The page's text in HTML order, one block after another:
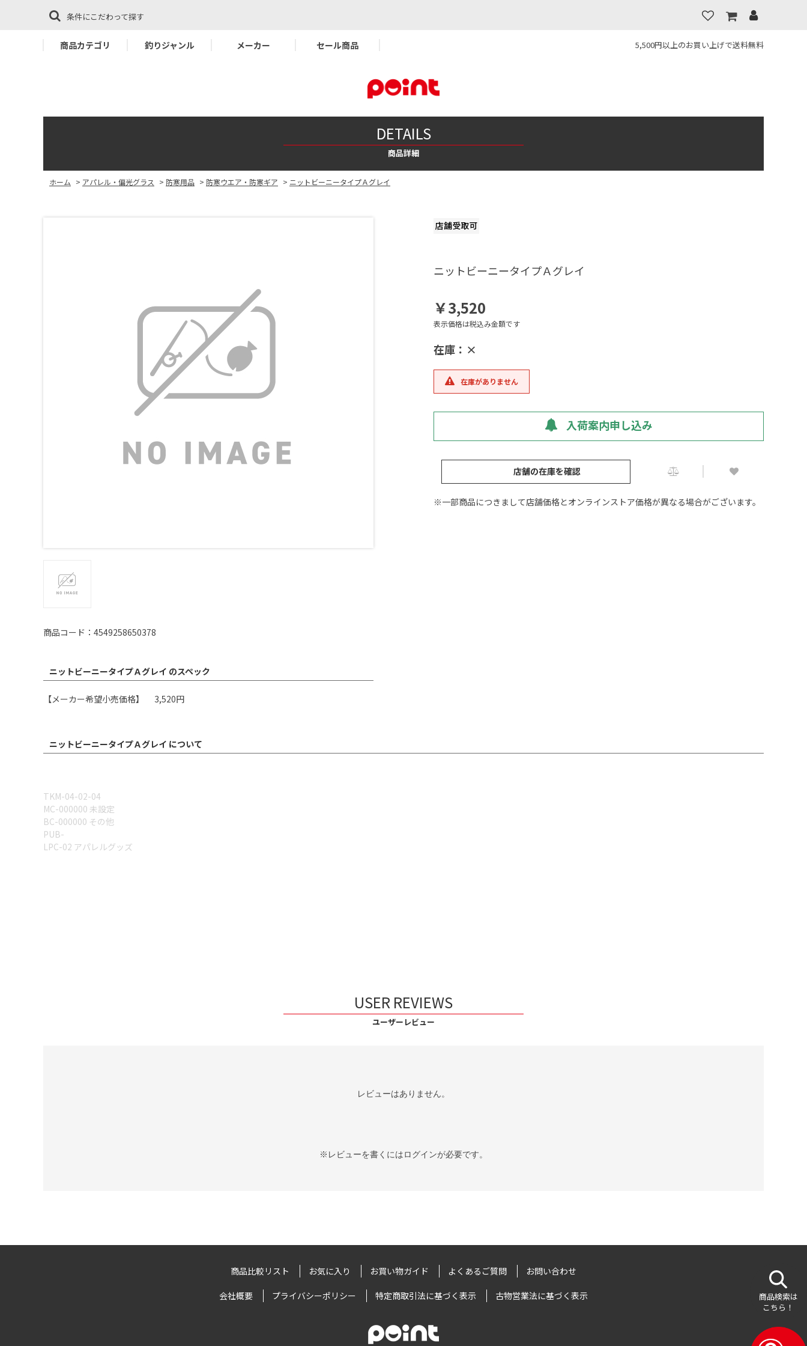
条件にこだわって探す
商品カテゴリ 釣りジャンル メーカー セール商品 5,500円以上のお買い上げで送料無料
DETAILS
商品詳細
ホーム > アパレル・偏光グラス > 防寒用品 > 防寒ウエア・防寒ギア > ニットビーニータイプＡグレイ
商品コード：4549258650378
ニットビーニータイプＡグレイ のスペック
【メーカー希望小売価格】 3,520円
ニットビーニータイプＡグレイ
￥3,520
表示価格は税込み金額です
在庫：×
在庫がありません
入荷案内申し込み
店舗の在庫を確認
※一部商品につきまして店舗価格とオンラインストア価格が異なる場合がございます。
ニットビーニータイプＡグレイ について
TKM-04-02-04
MC-000000 未設定
BC-000000 その他
PUB-
LPC-02 アパレルグッズ
USER REVIEWS
ユーザーレビュー
レビューはありません。
※レビューを書くにはログインが必要です。
商品比較リスト お気に入り お買い物ガイド よくあるご質問 お問い合わせ
会社概要 プライバシーポリシー 特定商取引法に基づく表示 古物営業法に基づく表示
商品検索は
こちら！